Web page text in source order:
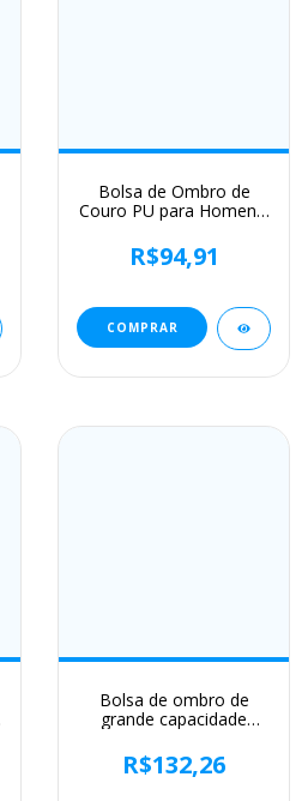
Bolsa de Ombro de
Couro PU para Homens,
Business Flap, Mala
Mensageiro Sólida
Viagem para iPad, 9.7 ",
Brand
R$94,91
COMPRAR
Bolsa de ombro de
grande capacidade
masculina de couro
business commuter
R$132,26